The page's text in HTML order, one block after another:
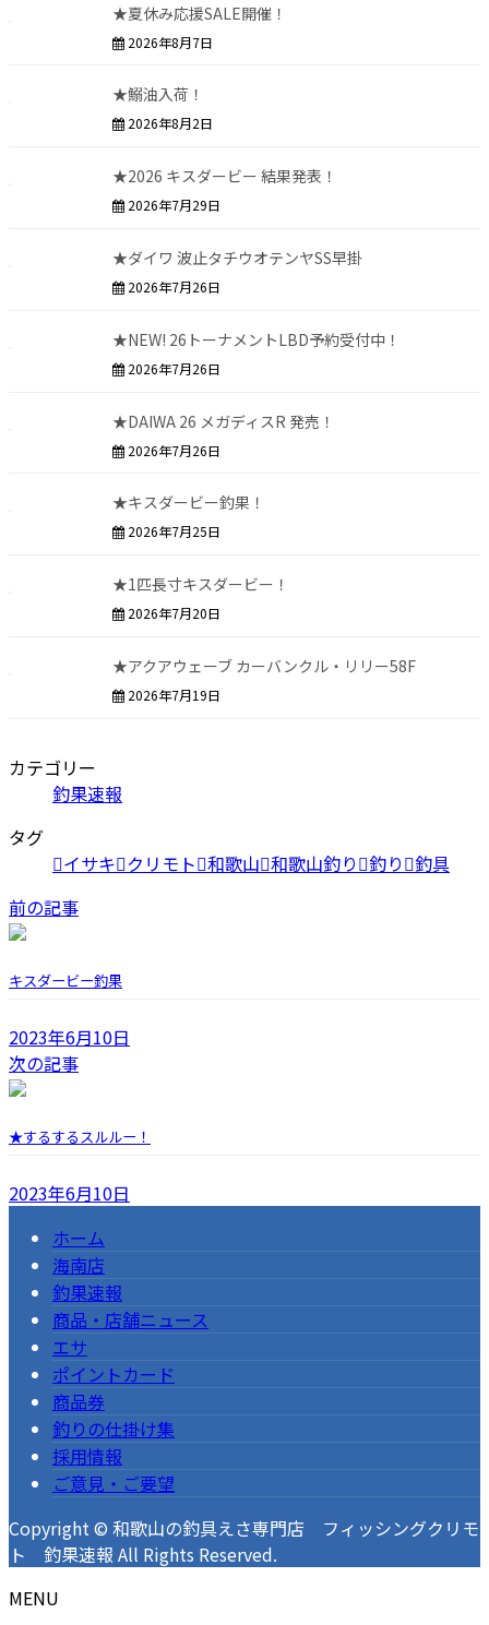
★夏休み応援SALE開催！
2026年8月7日
★鰯油入荷！
2026年8月2日
★2026 キスダービー 結果発表！
2026年7月29日
★ダイワ 波止タチウオテンヤSS早掛
2026年7月26日
★NEW! 26トーナメントLBD予約受付中！
2026年7月26日
★DAIWA 26 メガディスR 発売！
2026年7月26日
★キスダービー釣果！
2026年7月25日
★1匹長寸キスダービー！
2026年7月20日
★アクアウェーブ カーバンクル・リリー58F
2026年7月19日
カテゴリー
釣果速報
タグ
イサキ クリモト 和歌山 和歌山釣り 釣り 釣具
前の記事
キスダービー釣果
2023年6月10日
次の記事
★するするスルルー！
2023年6月10日
ホーム
海南店
釣果速報
商品・店舗ニュース
エサ
ポイントカード
商品券
釣りの仕掛け集
採用情報
ご意見・ご要望
Copyright © 和歌山の釣具えさ専門店 フィッシングクリモ
ト 釣果速報 All Rights Reserved.
MENU